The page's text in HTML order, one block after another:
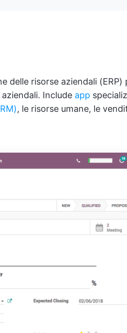
delle risorse aziendali
Include app
, le risorse umane, le